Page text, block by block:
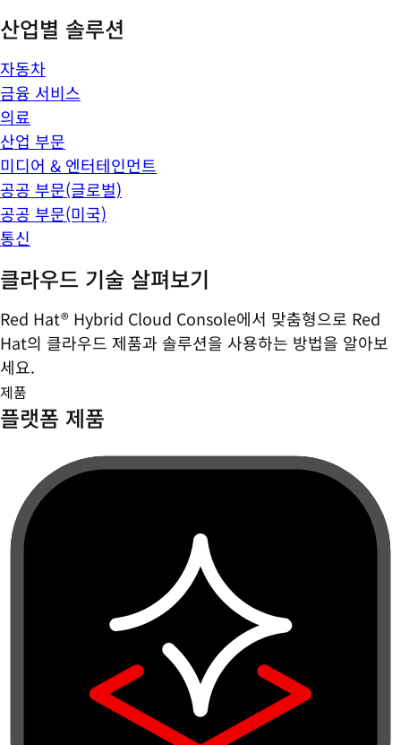
산업별 솔루션
자동차
금융 서비스
의료
산업 부문
미디어 & 엔터테인먼트
공공 부문(글로벌)
공공 부문(미국)
통신
클라우드 기술 살펴보기
Red Hat® Hybrid Cloud Console에서 맞춤형으로 Red
Hat의 클라우드 제품과 솔루션을 사용하는 방법을 알아보
세요.
제품
플랫폼 제품